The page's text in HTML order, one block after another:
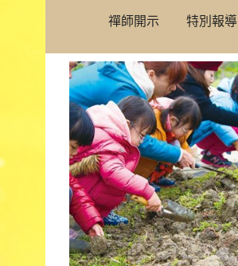
禪師開示 特別報導